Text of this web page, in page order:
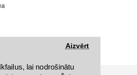
lai nodrošinātu
Aizvērt